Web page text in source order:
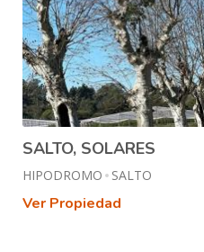
SALTO, SOLARES
HIPODROMO SALTO
Ver Propiedad